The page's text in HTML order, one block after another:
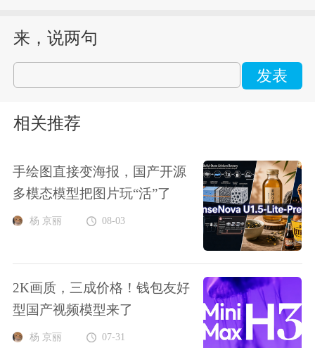
来，说两句
发表
相关推荐
手绘图直接变海报，国产开源
多模态模型把图片玩“活”了
杨 京丽 08-03
2K画质，三成价格！钱包友好
型国产视频模型来了
杨 京丽 07-31